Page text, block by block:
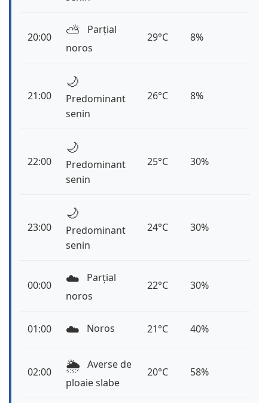
20:00 ⛅️
Parțial
noros
29°C 8%
21:00
🌙
Predominant
senin
26°C 8%
22:00
🌙
Predominant
senin
25°C 30%
23:00
🌙
Predominant
senin
24°C 30%
00:00 ☁️
Parțial
noros
22°C 30%
01:00 ☁️ Noros 21°C 40%
02:00 🌦️ Averse de
ploaie slabe
20°C 58%